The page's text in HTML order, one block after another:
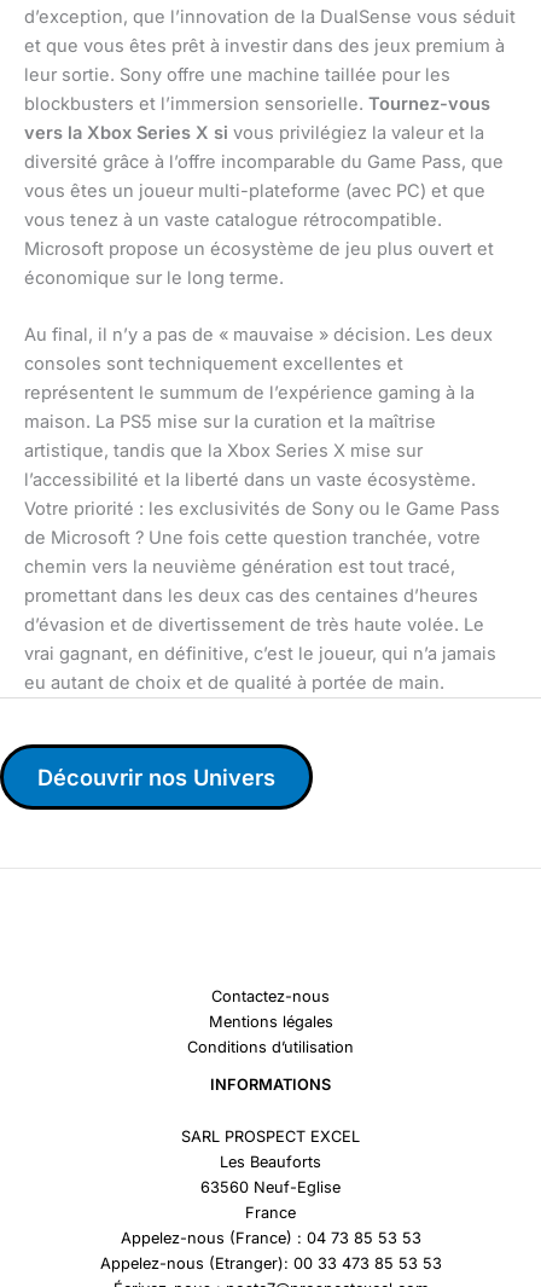
d’exception, que l’innovation de la DualSense vous séduit
et que vous êtes prêt à investir dans des jeux premium à
leur sortie. Sony offre une machine taillée pour les
blockbusters et l’immersion sensorielle. Tournez-vous
vers la Xbox Series X si vous privilégiez la valeur et la
diversité grâce à l’offre incomparable du Game Pass, que
vous êtes un joueur multi-plateforme (avec PC) et que
vous tenez à un vaste catalogue rétrocompatible.
Microsoft propose un écosystème de jeu plus ouvert et
économique sur le long terme.
Au final, il n’y a pas de « mauvaise » décision. Les deux
consoles sont techniquement excellentes et
représentent le summum de l’expérience gaming à la
maison. La PS5 mise sur la curation et la maîtrise
artistique, tandis que la Xbox Series X mise sur
l’accessibilité et la liberté dans un vaste écosystème.
Votre priorité : les exclusivités de Sony ou le Game Pass
de Microsoft ? Une fois cette question tranchée, votre
chemin vers la neuvième génération est tout tracé,
promettant dans les deux cas des centaines d’heures
d’évasion et de divertissement de très haute volée. Le
vrai gagnant, en définitive, c’est le joueur, qui n’a jamais
eu autant de choix et de qualité à portée de main.
Découvrir nos Univers
Contactez-nous
Mentions légales
Conditions d’utilisation
INFORMATIONS
SARL PROSPECT EXCEL
Les Beauforts
63560 Neuf-Eglise
France
Appelez-nous (France) : 04 73 85 53 53
Appelez-nous (Etranger): 00 33 473 85 53 53